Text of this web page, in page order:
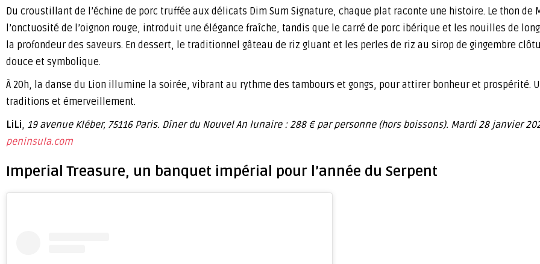
Du croustillant de l’échine de porc truffée aux délicats Dim Sum Signature, chaque plat raconte une histoire. Le thon de
l’onctuosité de l’oignon rouge, introduit une élégance fraîche, tandis que le carré de porc ibérique et les nouilles de
la profondeur des saveurs. En dessert, le traditionnel gâteau de riz gluant et les perles de riz au sirop de gingembre
douce et symbolique.
À 20h, la danse du Lion illumine la soirée, vibrant au rythme des tambours et gongs, pour attirer bonheur et prospérité.
traditions et émerveillement.
LiLi, 19 avenue Kléber, 75116 Paris. Dîner du Nouvel An lunaire : 288 € par personne (hors boissons). Mardi 28 janvier
peninsula.com
Imperial Treasure, un banquet impérial pour l’année du Serpent